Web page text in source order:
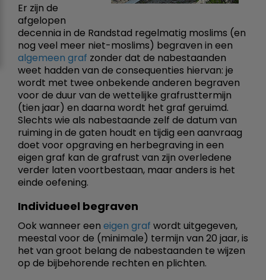
Er zijn de
afgelopen
decennia in de Randstad regelmatig moslims (en
nog veel meer niet-moslims) begraven in een
algemeen graf zonder dat de nabestaanden
weet hadden van de consequenties hiervan: je
wordt met twee onbekende anderen begraven
voor de duur van de wettelijke grafrusttermijn
(tien jaar) en daarna wordt het graf geruimd.
Slechts wie als nabestaande zelf de datum van
ruiming in de gaten houdt en tijdig een aanvraag
doet voor opgraving en herbegraving in een
eigen graf kan de grafrust van zijn overledene
verder laten voortbestaan, maar anders is het
einde oefening.
Individueel begraven
Ook wanneer een eigen graf wordt uitgegeven,
meestal voor de (minimale) termijn van 20 jaar, is
het van groot belang de nabestaanden te wijzen
op de bijbehorende rechten en plichten.